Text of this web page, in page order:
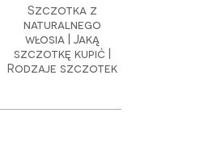
Szczotka z
naturalnego
włosia | Jaką
szczotkę kupić |
Rodzaje szczotek